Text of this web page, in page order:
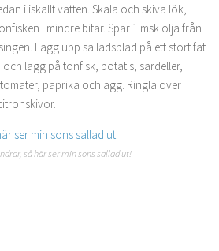
i iskallt vatten. Skala och skiva lök,
i mindre bitar. Spar 1 msk olja från
Lägg upp salladsblad på ett stort fat
lägg på tonfisk, potatis, sardeller,
paprika och ägg. Ringla över
så här ser min sons sallad ut!